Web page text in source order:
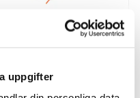
uppgifter
THE PIG
Nuvarande pris
69,00 krTidigare pris
69,00 kr